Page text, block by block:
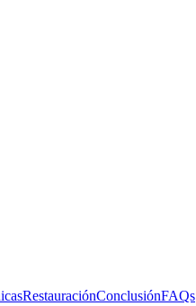
RestauraciónConclusiónFAQs